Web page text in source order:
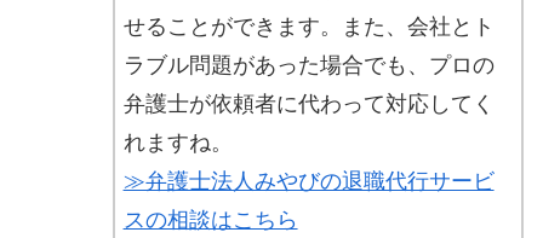
せることができます。また、会社とト
ラブル問題があった場合でも、プロの
弁護士が依頼者に代わって対応してく
れますね。
≫弁護士法人みやびの退職代行サービ
スの相談はこちら